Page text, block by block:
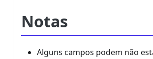
Notas
Alguns campos podem não